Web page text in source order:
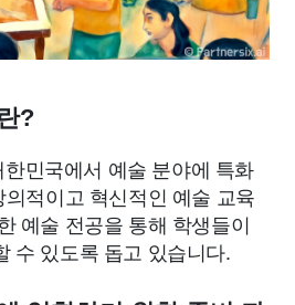
?
민국에서 예술 분야에 특화
적이고 혁신적인 예술 교육
예술 전공을 통해 학생들이
수 있도록 돕고 있습니다.